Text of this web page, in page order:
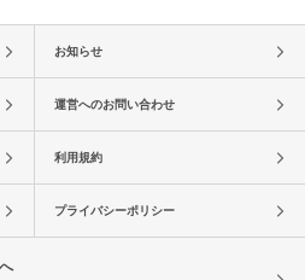
お知らせ
運営へのお問い合わせ
利用規約
プライバシーポリシー